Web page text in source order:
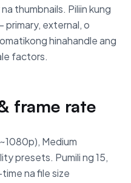
thumbnails. Piliin kung
primary, external, o
hinahandle ang
factors.
frame rate
Medium
presets. Pumili ng 15,
na file size